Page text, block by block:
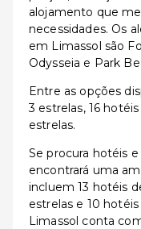
alojamento que
necessidades. Os
em Limassol são
Odysseia e Park
Entre as opções
3 estrelas, 16
estrelas.
Se procura hotéis
encontrará uma
incluem 13 hotéis
estrelas e 10
Limassol conta